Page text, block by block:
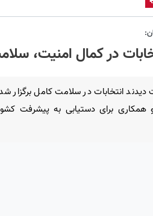
در کمال امنیت،
انتخابات در سلامت کامل برگزار
همکاری برای دستیابی به پیشرفت